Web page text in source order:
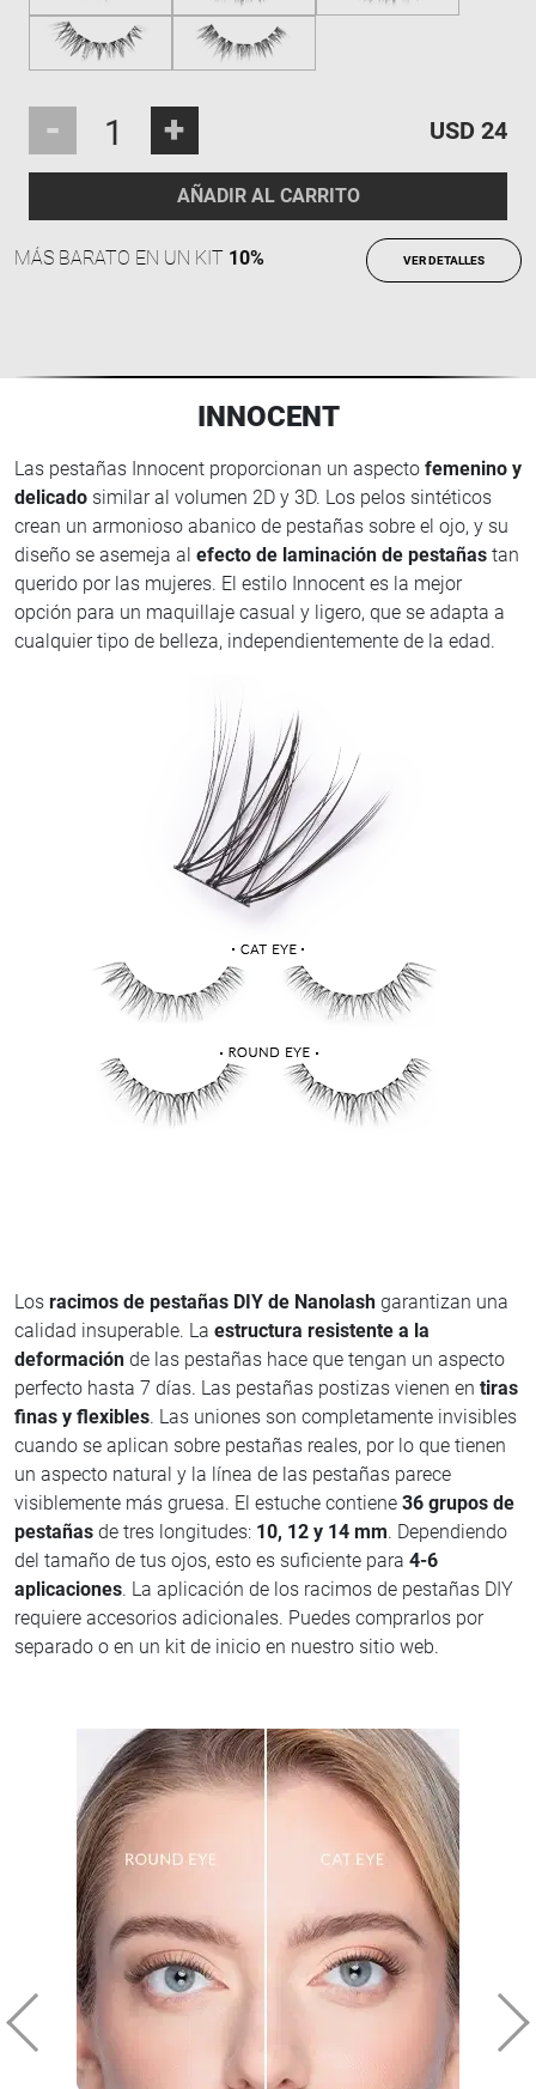
- + USD 24
AÑADIR AL CARRITO
MÁS BARATO EN UN KIT 10% VER DETALLES
INNOCENT
Las pestañas Innocent proporcionan un aspecto femenino y
delicado similar al volumen 2D y 3D. Los pelos sintéticos
crean un armonioso abanico de pestañas sobre el ojo, y su
diseño se asemeja al efecto de laminación de pestañas tan
querido por las mujeres. El estilo Innocent es la mejor
opción para un maquillaje casual y ligero, que se adapta a
cualquier tipo de belleza, independientemente de la edad.
Los racimos de pestañas DIY de Nanolash garantizan una
calidad insuperable. La estructura resistente a la
deformación de las pestañas hace que tengan un aspecto
perfecto hasta 7 días. Las pestañas postizas vienen en tiras
finas y flexibles. Las uniones son completamente invisibles
cuando se aplican sobre pestañas reales, por lo que tienen
un aspecto natural y la línea de las pestañas parece
visiblemente más gruesa. El estuche contiene 36 grupos de
pestañas de tres longitudes: 10, 12 y 14 mm. Dependiendo
del tamaño de tus ojos, esto es suficiente para 4-6
aplicaciones. La aplicación de los racimos de pestañas DIY
requiere accesorios adicionales. Puedes comprarlos por
separado o en un kit de inicio en nuestro sitio web.